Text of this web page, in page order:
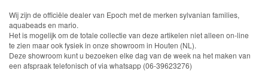
Shimmer
&
Shine
Wij zijn de officiële dealer van Epoch met de merken sylvanian families,
aquabeads en mario.
Het is mogelijk om de totale collectie van deze artikelen niet alleen on-line
te zien maar ook fysiek in onze showroom in Houten (NL).
Deze showroom kunt u bezoeken elke dag van de week na het maken van
een afspraak telefonisch of via whatsapp (06-39623276)